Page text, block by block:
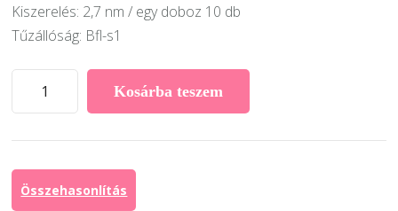
Kiszerelés: 2,7 nm / egy doboz 10 db
Tűzállóság: Bfl-s1
Desing
padló
Kosárba teszem
Összehasonlítás